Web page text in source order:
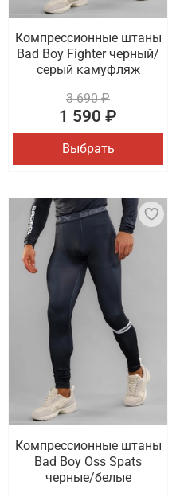
Компрессионные штаны
Bad Boy Fighter черный/
серый камуфляж
3 690 ₽
1 590 ₽
Выбрать
Компрессионные штаны
Bad Boy Oss Spats
черные/белые